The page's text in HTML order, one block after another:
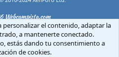
Menú profesionales
Política de cookies
el contenido, adaptar la
a mantenerte conectado.
estás dando tu consentimiento a
de cookies.